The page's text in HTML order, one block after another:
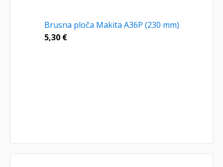
Brusna ploča Makita A36P (230 mm)
5,30 €